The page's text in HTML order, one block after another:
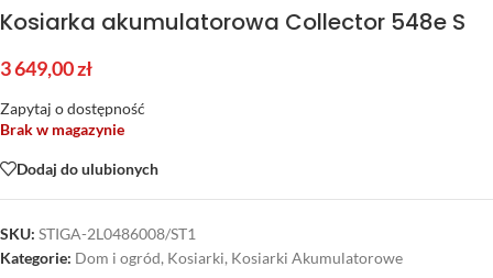
Kosiarka akumulatorowa Collector 548e S
3 649,00zł
Zapytaj o dostępność
Brak w magazynie
Dodaj do ulubionych
SKU: STIGA-2L0486008/ST1
Kategorie: Dom i ogród, Kosiarki, Kosiarki Akumulatorowe